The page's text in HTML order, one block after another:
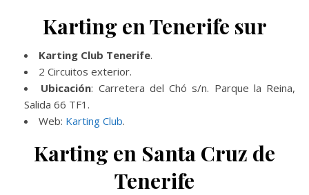
Karting en Tenerife sur
Karting Club Tenerife.
2 Circuitos exterior.
Ubicación: Carretera del Chó s/n. Parque la Reina,
Salida 66 TF1.
Web: Karting Club.
Karting en Santa Cruz de
Tenerife